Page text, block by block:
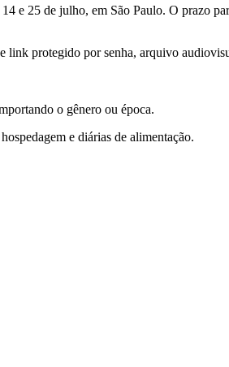
e 25 de julho, em São Paulo. O prazo
link protegido por senha, arquivo
o gênero ou época.
e diárias de alimentação.